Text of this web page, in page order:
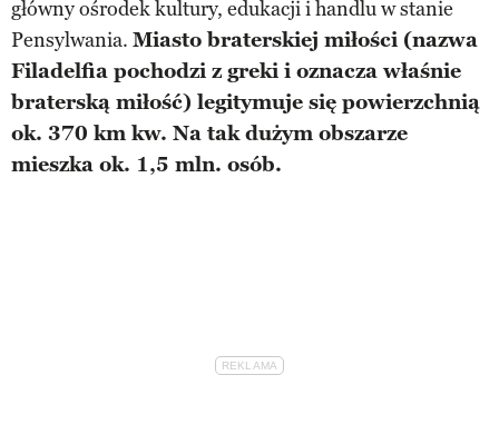
główny ośrodek kultury, edukacji i handlu w stanie
Pensylwania. Miasto braterskiej miłości (nazwa
Filadelfia pochodzi z greki i oznacza właśnie
braterską miłość) legitymuje się powierzchnią
ok. 370 km kw. Na tak dużym obszarze
mieszka ok. 1,5 mln. osób.